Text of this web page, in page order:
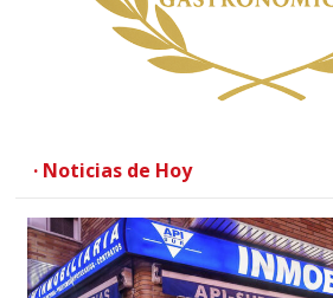
· Noticias de Hoy